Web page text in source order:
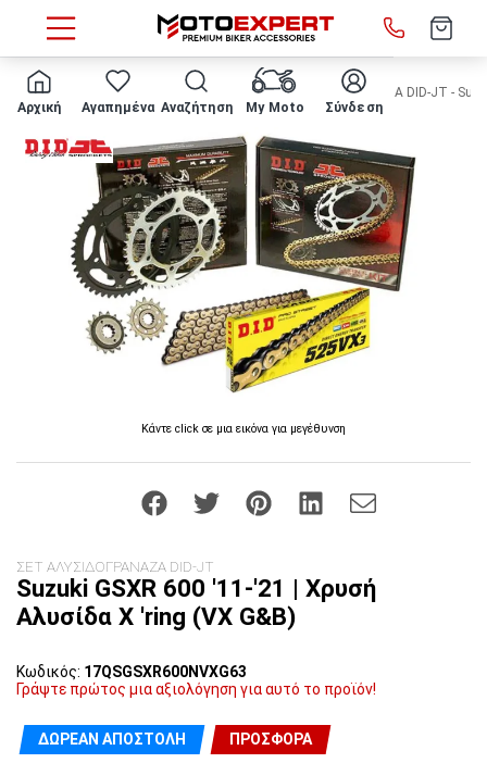
Αρχική Αγαπημένα Αναζήτηση My Moto Σύνδεση
HOME Κατασκευαστής D.I.D - JT ΣΕΤ ΑΛΥΣΙΔΟΓΡΑΝΑΖΑ DID-JT -
Κάντε click σε μια εικόνα για μεγέθυνση
ΣΕΤ ΑΛΥΣΙΔΟΓΡΑΝΑΖΑ DID-JT
Suzuki GSXR 600 '11-'21 | Χρυσή
Αλυσίδα X 'ring (VX G&B)
Κωδικός: 17QSGSXR600NVXG63
Γράψτε πρώτος μια αξιολόγηση για αυτό το προϊόν!
ΔΩΡΕΆΝ ΑΠΟΣΤΟΛΉ ΠΡΟΣΦΟΡΆ